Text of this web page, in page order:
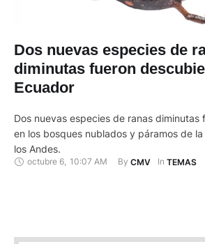
Dos nuevas especies de
diminutas fueron
Ecuador
Dos nuevas especies de ranas diminutas
en los bosques nublados y páramos de
los Andes.
octubre 6, 10:07 AM By CMV In TEMAS